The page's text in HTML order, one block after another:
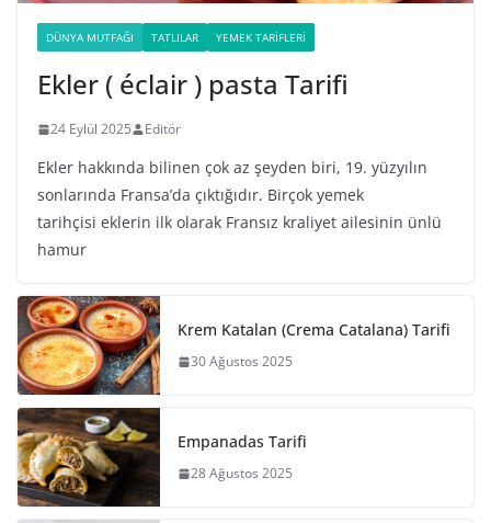
DÜNYA MUTFAĞI TATLILAR YEMEK TARIFLERI
Ekler ( éclair ) pasta Tarifi
24 Eylül 2025 Editör
Ekler hakkında bilinen çok az şeyden biri, 19. yüzyılın
sonlarında Fransa’da çıktığıdır. Birçok yemek
tarihçisi eklerin ilk olarak Fransız kraliyet ailesinin ünlü
hamur
Krem Katalan (Crema Catalana) Tarifi
30 Ağustos 2025
Empanadas Tarifi
28 Ağustos 2025